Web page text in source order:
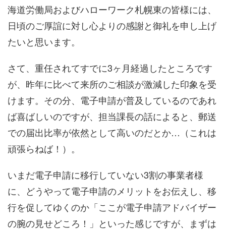
海道労働局およびハローワーク札幌東の皆様には、
日頃のご厚誼に対し心よりの感謝と御礼を申し上げ
たいと思います。
さて、重任されてすでに3ヶ月経過したところです
が、昨年に比べて来所のご相談が激減した印象を受
けます。その分、電子申請が普及しているのであれ
ば喜ばしいのですが、担当課長の話によると、郵送
での届出比率が依然として高いのだとか…（これは
頑張らねば！）。
いまだ電子申請に移行していない3割の事業者様
に、どうやって電子申請のメリットをお伝えし、移
行を促してゆくのか「ここが電子申請アドバイザー
の腕の見せどころ！」といった感じですが、まずは